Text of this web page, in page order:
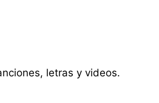
letras y videos.